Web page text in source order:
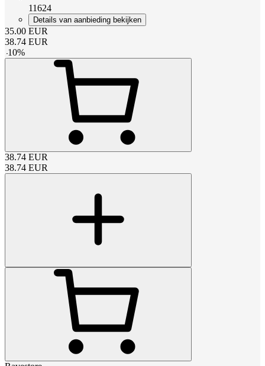
11624
Details van aanbieding bekijken
35.00 EUR
38.74 EUR
-10%
38.74 EUR
38.74 EUR